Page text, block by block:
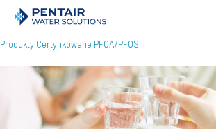
Produkty Certyfikowane PFOA/PFOS